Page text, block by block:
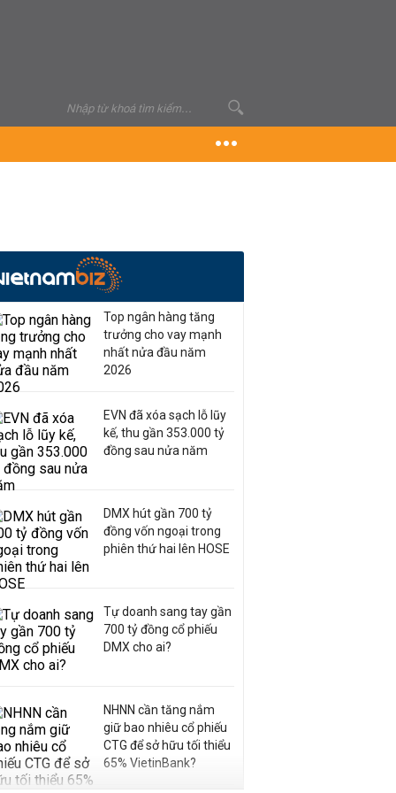
Top ngân hàng tăng
trưởng cho vay mạnh
nhất nửa đầu năm
2026
EVN đã xóa sạch lỗ lũy
kế, thu gần 353.000 tỷ
đồng sau nửa năm
DMX hút gần 700 tỷ
đồng vốn ngoại trong
phiên thứ hai lên HOSE
Tự doanh sang tay gần
700 tỷ đồng cổ phiếu
DMX cho ai?
NHNN cần tăng nắm
giữ bao nhiêu cổ phiếu
CTG để sở hữu tối thiểu
65% VietinBank?